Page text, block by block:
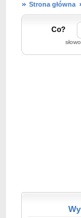
Strona główna
Co?